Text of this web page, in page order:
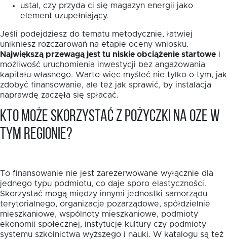
ustal, czy przyda ci się magazyn energii jako
element uzupełniający.
Jeśli podejdziesz do tematu metodycznie, łatwiej
unikniesz rozczarowań na etapie oceny wniosku.
Największą przewagą jest tu niskie obciążenie startowe i
możliwość uruchomienia inwestycji bez angażowania
kapitału własnego. Warto więc myśleć nie tylko o tym, jak
zdobyć finansowanie, ale też jak sprawić, by instalacja
naprawdę zaczęła się spłacać.
Kto może skorzystać z pożyczki na OZE w
tym regionie?
To finansowanie nie jest zarezerwowane wyłącznie dla
jednego typu podmiotu, co daje sporo elastyczności.
Skorzystać mogą między innymi jednostki samorządu
terytorialnego, organizacje pozarządowe, spółdzielnie
mieszkaniowe, wspólnoty mieszkaniowe, podmioty
ekonomii społecznej, instytucje kultury czy podmioty
systemu szkolnictwa wyższego i nauki. W katalogu są też